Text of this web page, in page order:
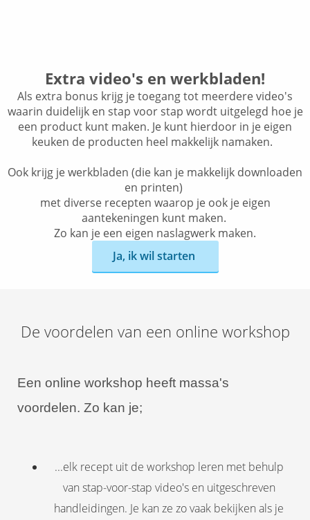
Extra video's en werkbladen!
Als extra bonus krijg je toegang tot meerdere video's
waarin duidelijk en stap voor stap wordt uitgelegd hoe je
een product kunt maken. Je kunt hierdoor in je eigen
keuken de producten heel makkelijk namaken.
Ook krijg je werkbladen (die kan je makkelijk downloaden
en printen)
met diverse recepten waarop je ook je eigen
aantekeningen kunt maken.
Zo kan je een eigen naslagwerk maken.
Ja, ik wil starten
De voordelen van een online workshop
Een online workshop heeft massa's
voordelen. Zo kan je;
...elk recept uit de workshop leren met behulp
van stap-voor-stap video's en uitgeschreven
handleidingen. Je kan ze zo vaak bekijken als je